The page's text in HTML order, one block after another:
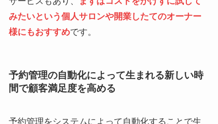
みたいという個人サロンや開業したてのオーナー
様にもおすすめです。
予約管理の自動化によって生まれる新しい時
間で顧客満足度を高める
予約管理をシステムによって自動化することで生